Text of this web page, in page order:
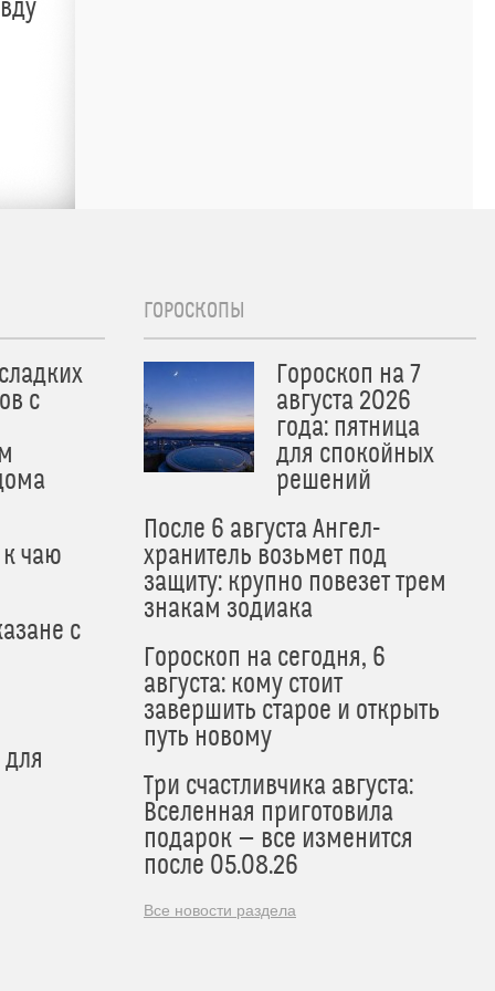
с
чаю
с
ГОРОСКОПЫ
Гороскоп на 7
августа 2026
года: пятница
для спокойных
решений
После 6 августа Ангел-
хранитель возьмет под
защиту: крупно повезет трем
знакам зодиака
Гороскоп на сегодня, 6
августа: кому стоит
завершить старое и открыть
путь новому
Три счастливчика августа:
Вселенная приготовила
подарок — все изменится
после 05.08.26
Все новости раздела